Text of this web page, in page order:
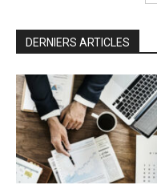
DERNIERS ARTICLES